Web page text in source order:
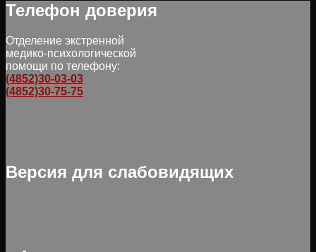
Телефон доверия
Отделение экстренной
медико-психологической
помощи по телефону:
(4852)30-03-03
(4852)30-75-75
Версия для слабовидящих